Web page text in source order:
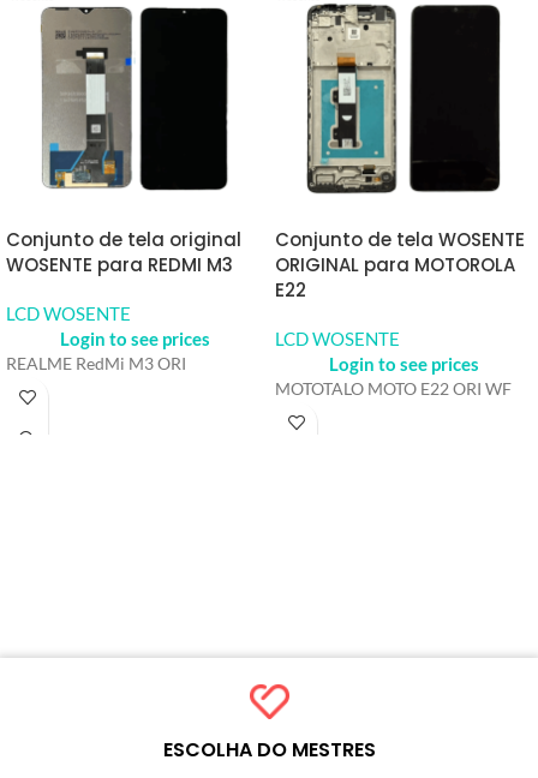
Conjunto de tela original
WOSENTE para REDMI M3
LCD WOSENTE
Login to see prices
REALME RedMi M3 ORI
Conjunto de tela WOSENTE
ORIGINAL para MOTOROLA
E22
LCD WOSENTE
Login to see prices
MOTOTALO MOTO E22 ORI WF
ESCOLHA DO MESTRES